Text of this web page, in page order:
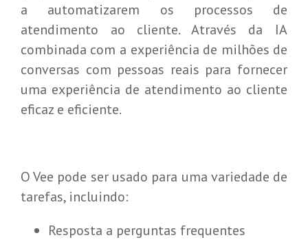
a automatizarem os processos de
atendimento ao cliente. Através da IA
combinada com a experiência de milhões de
conversas com pessoas reais para fornecer
uma experiência de atendimento ao cliente
eficaz e eficiente.
O Vee pode ser usado para uma variedade de
tarefas, incluindo:
Resposta a perguntas frequentes